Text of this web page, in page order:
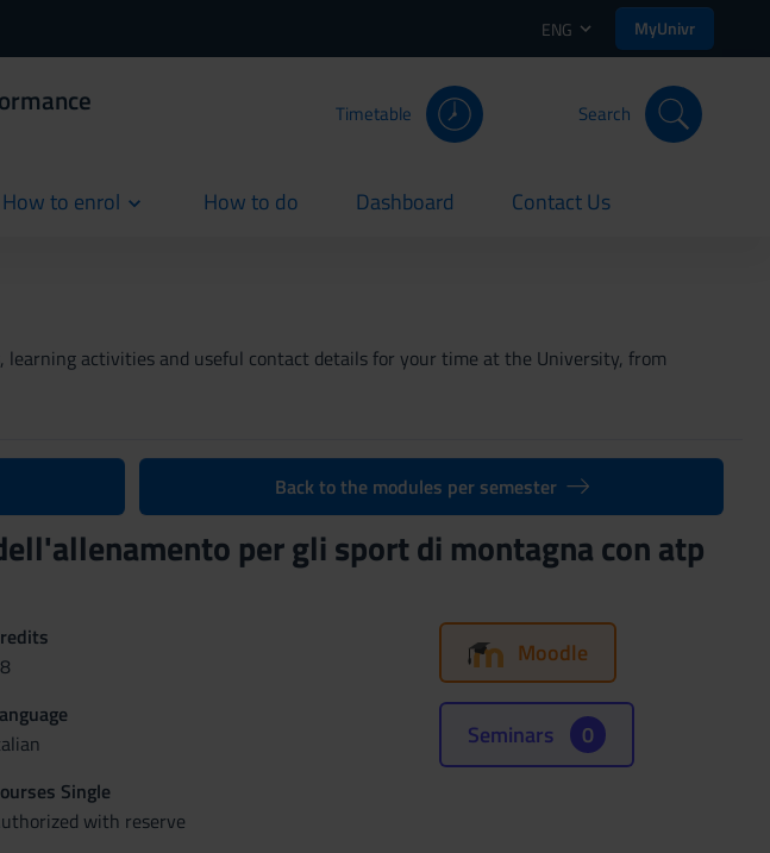
ENG MyUnivr
Timetable Search
How to enrol How to do
current Dashboard
current Contact Us
current
activities and useful contact details for your time at the University, from
Back to the modules per semester
per gli sport di montagna con atp
Single
with reserve
Moodle
Seminars 0